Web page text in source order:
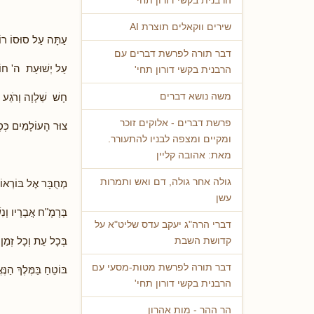
שירים ווקאלים תוצרת AI
דבר תורה לפרשת דברים עם
הרבנית בקשי דורון תחי'
משה נושא דברים
פרשת דברים - אלוקים זוכר
ומקיים ומצפה לבניו להתעורר.
מאת: אהובה קליין
גולה אחר גולה, דם ואש ותמרות
עשן
דברי הרה"ג יעקב עדס שליט"א על
קדושת השבת
דבר תורה לפרשת מטות-מסעי עם
הרבנית בקשי דורון תחי'
הר ההר - מות אהרון
עַתָּה עַל סוּסוֹ
עַל יְשׁוּעַת ה'
חָשׁ שַׁלְוָה וְרֹגַע
צוּר הָעוֹלָמִים
מְחֻבָּר אֶל בּוֹרְאוֹ
בְּרָמָ"ח אֲבָרָיו
בְּכָל עֵת וְכָל זְמַן
בּוֹטֵחַ בַּמֶּלֶךְ